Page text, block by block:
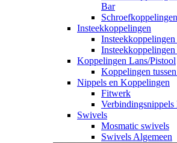
Bar
Insteekkoppelingen
Insteekkoppelingen
Koppelingen Lans/Pistool
Koppelingen
Nippels en Koppelingen
Fitwerk
Verbindingsnippels
Swivels
Mosmatic swivels
Swivels Algemeen